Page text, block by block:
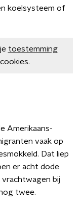
koelsysteem of
toestemming
Amerikaans-
vaak op
Dat liep
er acht dode
bij
twee.